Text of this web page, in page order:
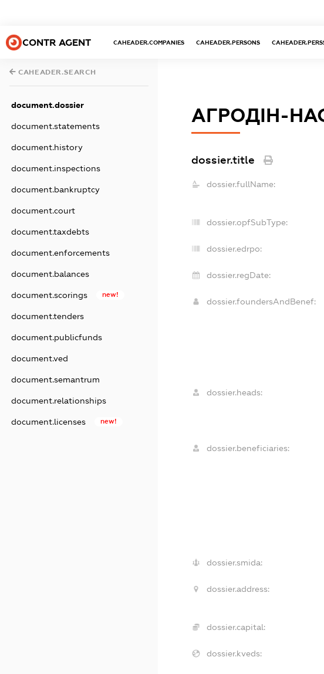
CONTR AGENT CAHEADER.COMPANIES CAHEADER.PERSONS
CAHEADER.SEARCH
document.dossier
document.statements
document.history
document.inspections
document.bankruptcy
document.court
document.taxdebts
document.enforcements
document.balances
document.scorings new!
document.tenders
document.publicfunds
document.ved
document.semantrum
document.relationships
document.licenses new!
АГРОДІН-
dossier.title
dossier.fullName:
dossier.opfSubType:
dossier.edrpo:
dossier.regDate:
dossier.foundersAndBenef:
dossier.heads:
dossier.beneficiaries:
dossier.smida:
dossier.address:
dossier.capital:
dossier.kveds: